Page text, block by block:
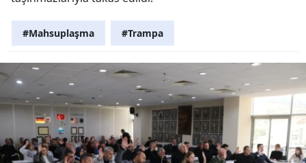
#Mahsuplaşma #Trampa